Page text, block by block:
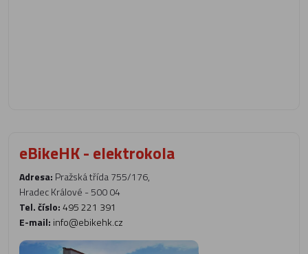
eBikeHK - elektrokola
Adresa: Pražská třída 755/176,
Hradec Králové - 500 04
Tel. číslo:495 221 391
E-mail: info@ebikehk.cz